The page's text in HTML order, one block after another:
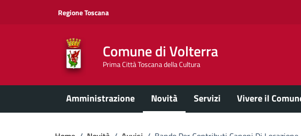
Regione Toscana
Comune di Volterra
Prima Città Toscana della Cultura
Amministrazione Novità Servizi Vivere il